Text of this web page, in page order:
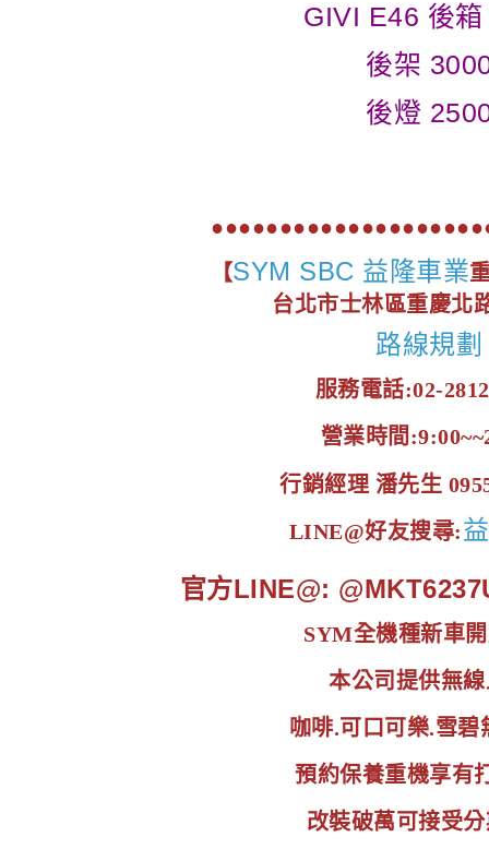
GIVI E46 後
後架
後燈
【SYM SBC 益隆車業
台北市士林區重慶北
路線規劃
服務電話:02-
營業時間
行銷經理 潘先生
LINE@好友搜尋:
官方LINE@:
SYM全機種新車
本公司提供無
咖啡.可口可樂.雪碧
預約保養重機享有
改裝破萬可接受